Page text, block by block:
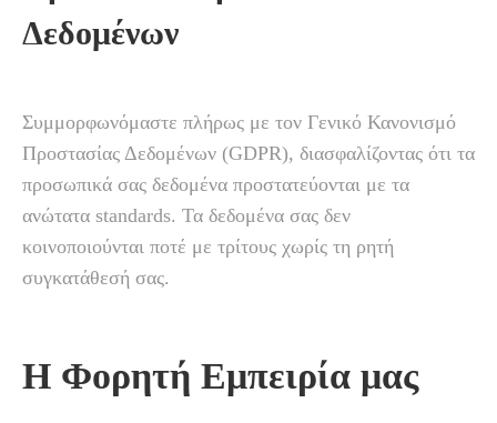
Δεδομένων
Συμμορφωνόμαστε πλήρως με τον Γενικό Κανονισμό
Προστασίας Δεδομένων (GDPR), διασφαλίζοντας ότι τα
προσωπικά σας δεδομένα προστατεύονται με τα
ανώτατα standards. Τα δεδομένα σας δεν
κοινοποιούνται ποτέ με τρίτους χωρίς τη ρητή
συγκατάθεσή σας.
Η Φορητή Εμπειρία μας